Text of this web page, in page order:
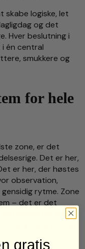
skabe logiske, let
og det
Hver beslutning i
én central
smukkere og
for hele
zone, er det
Det er her,
er her, der høstes
observation,
rytme. Zone
– det er det
naturen er mest
betydning for det
gratis